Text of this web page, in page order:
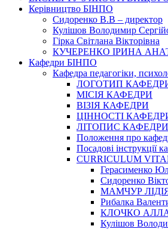
Керівництво БІНПО
Сидоренко В.В – директор
Кулішов Володимир
Гірка Світлана Вікторівна
КУЧЕРЕНКО ІРИНА
Кафедри БІНПО
Кафедра педагогіки,
ЛОГОТИП
МІСІЯ КАФЕДРИ
ВІЗІЯ КАФЕДРИ
ЦІННОСТІ
ЛІТОПИС КАФЕДРИ
Положення про
Посадові інструкції
CURRICULUM
Герасименко
Сидоренко
МАМЧУР
Рибалка
КЛОЧКО
Кулішов